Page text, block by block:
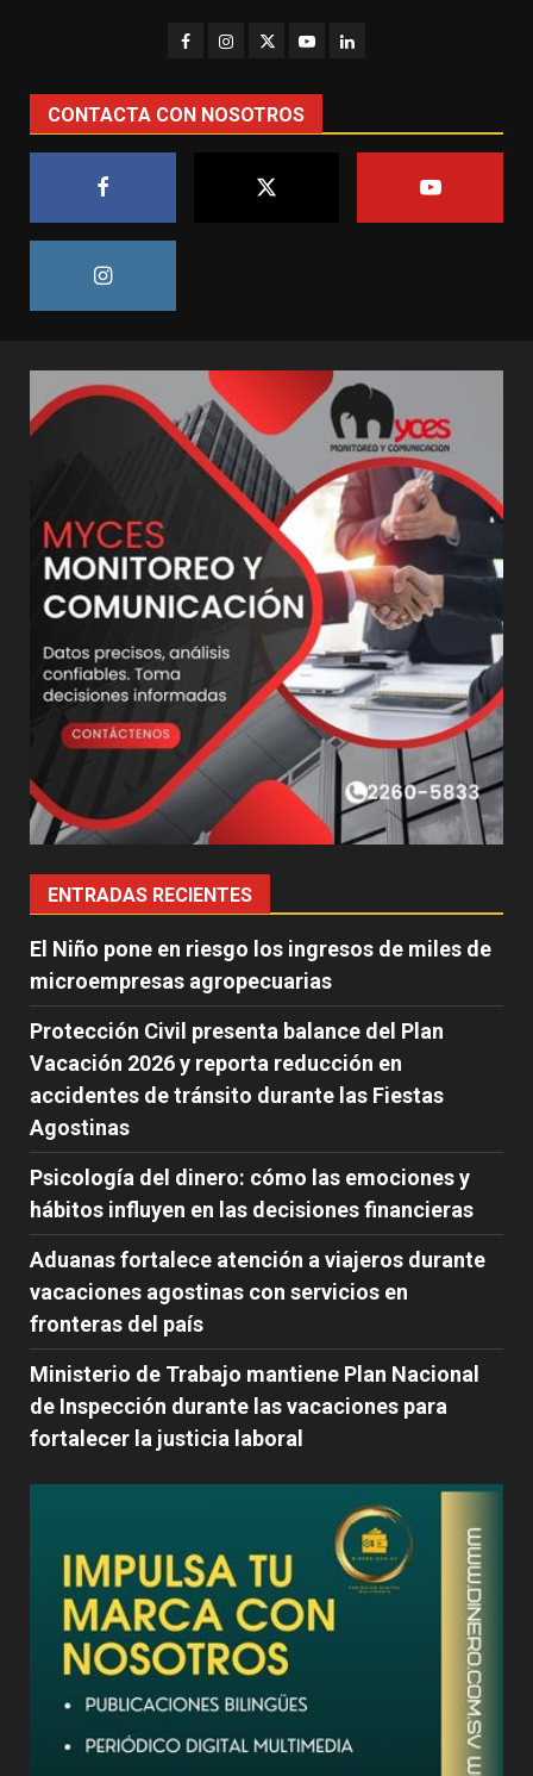
CONTACTA CON NOSOTROS
ENTRADAS RECIENTES
El Niño pone en riesgo los ingresos de miles de
microempresas agropecuarias
Protección Civil presenta balance del Plan
Vacación 2026 y reporta reducción en
accidentes de tránsito durante las Fiestas
Agostinas
Psicología del dinero: cómo las emociones y
hábitos influyen en las decisiones financieras
Aduanas fortalece atención a viajeros durante
vacaciones agostinas con servicios en
fronteras del país
Ministerio de Trabajo mantiene Plan Nacional
de Inspección durante las vacaciones para
fortalecer la justicia laboral